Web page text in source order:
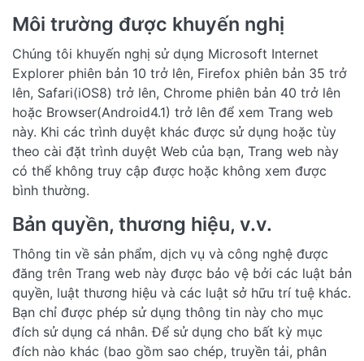
Môi trường được khuyến nghị
Chúng tôi khuyến nghị sử dụng Microsoft Internet
Explorer phiên bản 10 trở lên, Firefox phiên bản 35 trở
lên, Safari(iOS8) trở lên, Chrome phiên bản 40 trở lên
hoặc Browser(Android4.1) trở lên để xem Trang web
này. Khi các trình duyệt khác được sử dụng hoặc tùy
theo cài đặt trình duyệt Web của bạn, Trang web này
có thể không truy cập được hoặc không xem được
bình thường.
Bản quyền, thương hiệu, v.v.
Thông tin về sản phẩm, dịch vụ và công nghệ được
đăng trên Trang web này được bảo vệ bởi các luật bản
quyền, luật thương hiệu và các luật sở hữu trí tuệ khác.
Bạn chỉ được phép sử dụng thông tin này cho mục
đích sử dụng cá nhân. Để sử dụng cho bất kỳ mục
đích nào khác (bao gồm sao chép, truyền tải, phân